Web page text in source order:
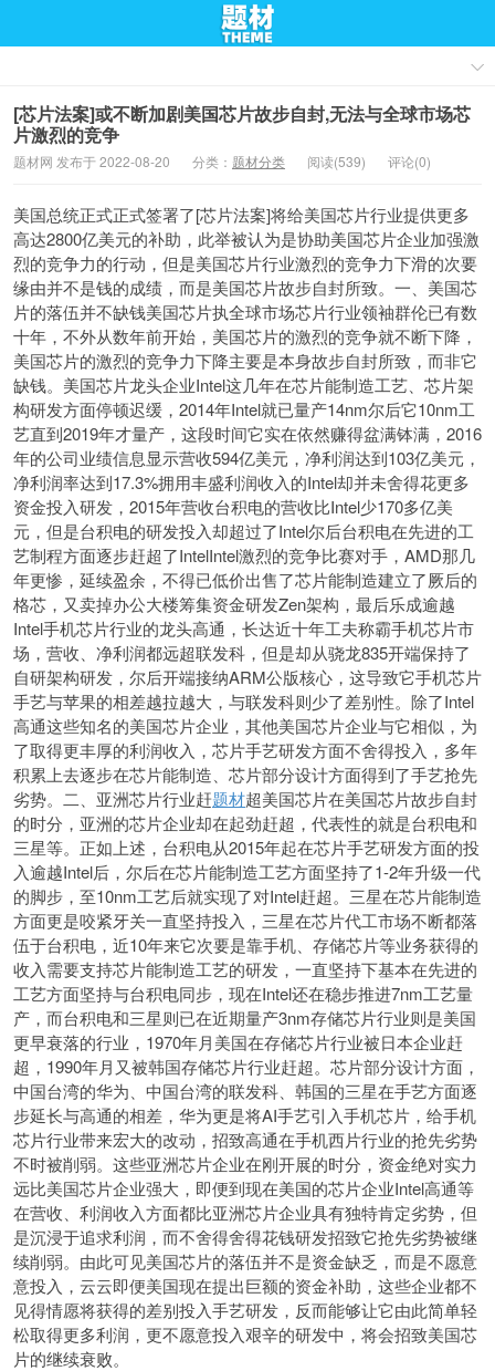
[芯片法案]或不断加剧美国芯片故步自封,无法与全球市场芯
片激烈的竞争
题材网 发布于 2022-08-20 分类： 题材分类 阅读(539) 评论(0)
美国总统正式正式签署了[芯片法案]将给美国芯片行业提供更多
高达2800亿美元的补助，此举被认为是协助美国芯片企业加强激
烈的竞争力的行动，但是美国芯片行业激烈的竞争力下滑的次要
缘由并不是钱的成绩，而是美国芯片故步自封所致。一、美国芯
片的落伍并不缺钱美国芯片执全球市场芯片行业领袖群伦已有数
十年，不外从数年前开始，美国芯片的激烈的竞争就不断下降，
美国芯片的激烈的竞争力下降主要是本身故步自封所致，而非它
缺钱。美国芯片龙头企业Intel这几年在芯片能制造工艺、芯片架
构研发方面停顿迟缓，2014年Intel就已量产14nm尔后它10nm工
艺直到2019年才量产，这段时间它实在依然赚得盆满钵满，2016
年的公司业绩信息显示营收594亿美元，净利润达到103亿美元，
净利润率达到17.3%拥用丰盛利润收入的Intel却并未舍得花更多
资金投入研发，2015年营收台积电的营收比Intel少170多亿美
元，但是台积电的研发投入却超过了Intel尔后台积电在先进的工
艺制程方面逐步赶超了IntelIntel激烈的竞争比赛对手，AMD那几
年更惨，延续盈余，不得已低价出售了芯片能制造建立了厥后的
格芯，又卖掉办公大楼筹集资金研发Zen架构，最后乐成逾越
Intel手机芯片行业的龙头高通，长达近十年工夫称霸手机芯片市
场，营收、净利润都远超联发科，但是却从骁龙835开端保持了
自研架构研发，尔后开端接纳ARM公版核心，这导致它手机芯片
手艺与苹果的相差越拉越大，与联发科则少了差别性。除了Intel
高通这些知名的美国芯片企业，其他美国芯片企业与它相似，为
了取得更丰厚的利润收入，芯片手艺研发方面不舍得投入，多年
积累上去逐步在芯片能制造、芯片部分设计方面得到了手艺抢先
劣势。二、亚洲芯片行业赶题材超美国芯片在美国芯片故步自封
的时分，亚洲的芯片企业却在起劲赶超，代表性的就是台积电和
三星等。正如上述，台积电从2015年起在芯片手艺研发方面的投
入逾越Intel后，尔后在芯片能制造工艺方面坚持了1-2年升级一代
的脚步，至10nm工艺后就实现了对Intel赶超。三星在芯片能制造
方面更是咬紧牙关一直坚持投入，三星在芯片代工市场不断都落
伍于台积电，近10年来它次要是靠手机、存储芯片等业务获得的
收入需要支持芯片能制造工艺的研发，一直坚持下基本在先进的
工艺方面坚持与台积电同步，现在Intel还在稳步推进7nm工艺量
产，而台积电和三星则已在近期量产3nm存储芯片行业则是美国
更早衰落的行业，1970年月美国在存储芯片行业被日本企业赶
超，1990年月又被韩国存储芯片行业赶超。芯片部分设计方面，
中国台湾的华为、中国台湾的联发科、韩国的三星在手艺方面逐
步延长与高通的相差，华为更是将AI手艺引入手机芯片，给手机
芯片行业带来宏大的改动，招致高通在手机西片行业的抢先劣势
不时被削弱。这些亚洲芯片企业在刚开展的时分，资金绝对实力
远比美国芯片企业强大，即便到现在美国的芯片企业Intel高通等
在营收、利润收入方面都比亚洲芯片企业具有独特肯定劣势，但
是沉浸于追求利润，而不舍得舍得花钱研发招致它抢先劣势被继
续削弱。由此可见美国芯片的落伍并不是资金缺乏，而是不愿意
意投入，云云即便美国现在提出巨额的资金补助，这些企业都不
见得情愿将获得的差别投入手艺研发，反而能够让它由此简单轻
松取得更多利润，更不愿意投入艰辛的研发中，将会招致美国芯
片的继续衰败。